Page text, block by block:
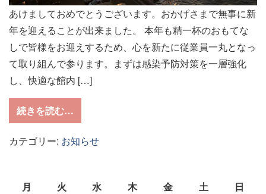
あけましておめでとうございます。おかげさまで無事に新
年を迎えることが出来ました。 本年も精一杯のおもてな
しで皆様をお迎えするため、心を新たに従業員一丸となっ
て取り組んで参ります。まずは感染予防対策を一層強化
し、快適な館内 […]
続きを読む…
カテゴリー: お知らせ
月 火 水 木 金 土
日